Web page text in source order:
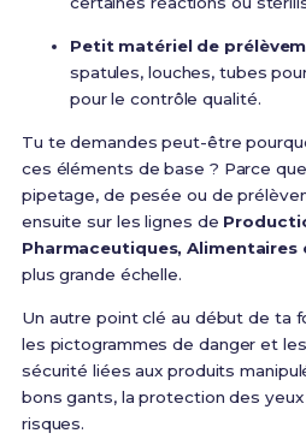
Petit matériel de
spatules, louches, tubes
pour le contrôle qualité.
Tu te demandes peut-être
ces éléments de base ? Parce
pipetage, de pesée ou de
ensuite sur les lignes de
Pharmaceutiques, Alimentaires
plus grande échelle.
Un autre point clé au début de ta
les pictogrammes de danger et
sécurité liées aux produits
bons gants, la protection des
risques.